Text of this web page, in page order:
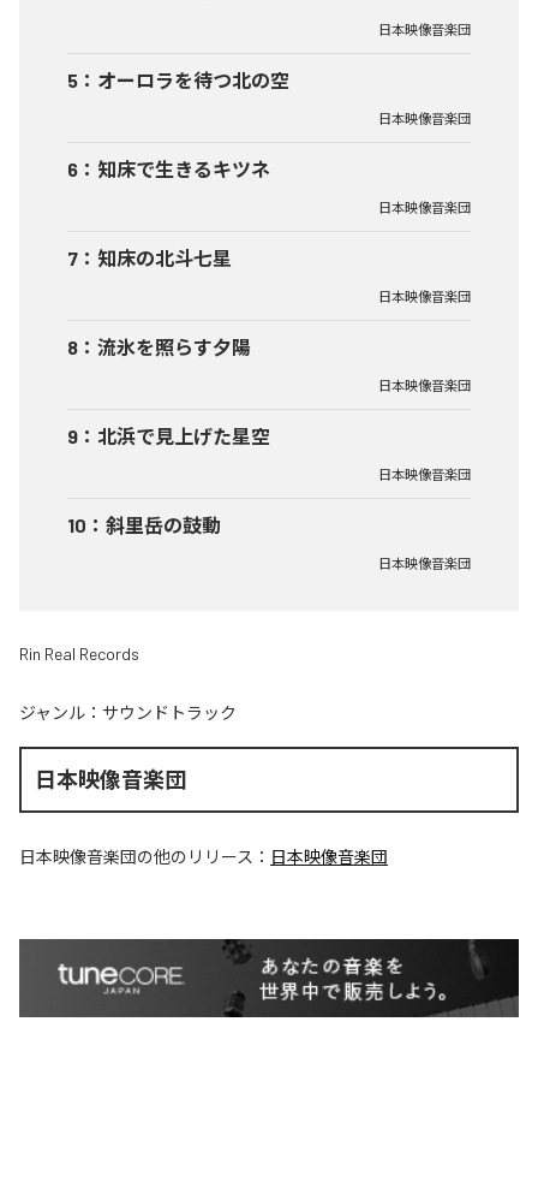
日本映像音楽団
5 ： オーロラを待つ北の空
日本映像音楽団
6 ： 知床で生きるキツネ
日本映像音楽団
7 ： 知床の北斗七星
日本映像音楽団
8 ： 流氷を照らす夕陽
日本映像音楽団
9 ： 北浜で見上げた星空
日本映像音楽団
10 ： 斜里岳の鼓動
日本映像音楽団
Rin Real Records
ジャンル： サウンドトラック
日本映像音楽団
日本映像音楽団の他のリリース： 日本映像音楽団